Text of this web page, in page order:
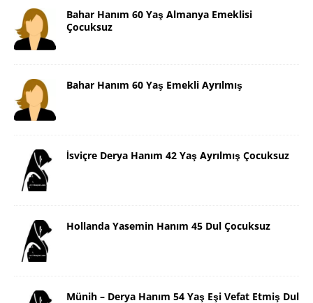
Bahar Hanım 60 Yaş Almanya Emeklisi
Çocuksuz
Bahar Hanım 60 Yaş Emekli Ayrılmış
İsviçre Derya Hanım 42 Yaş Ayrılmış Çocuksuz
Hollanda Yasemin Hanım 45 Dul Çocuksuz
Münih – Derya Hanım 54 Yaş Eşi Vefat Etmiş Dul